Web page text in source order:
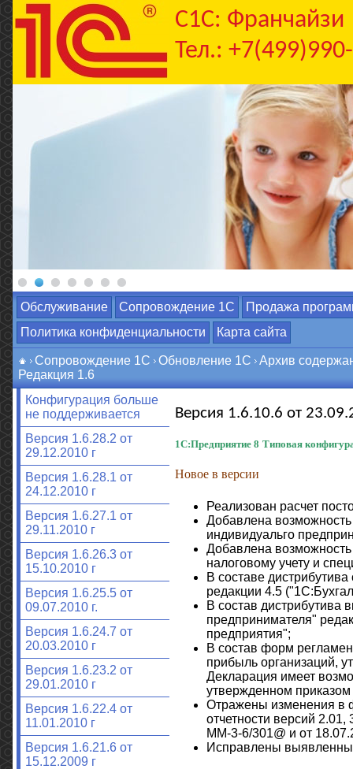
C1С: Франчайзи
Тел.:
Обслуживание Сопровождение 1С
Продажа
Политика конфиденциальности
Карта сайта
Сопровождение 1С Обновление 1С
Архив
Редакция 1.6
Конфигурация больше
не поддерживается
Версия 1.6.28.2 от
29.12.2010 г
Версия 1.6.28.1 от
24.12.2010 г
Версия 1.6.27.1 от
29.11.2010 г
Версия 1.6.26.3 от
15.10.2010 г
Версия 1.6.25.5 от
09.07.2010 г.
Версия 1.6.24.7 от
20.03.2010 г
Версия 1.6.23.2 от
29.01.2010 г
Версия 1.6.22.4 от
11.01.2010 г
Версия 1.6.21.6 от
15.12.2009 г
Версия 1.6.10.6 от
1С:Предприятие 8 Типовая
Новое в версии
Реализован расчет
Добавлена возможность
индивидуальго
Добавлена возможность
налоговому учету и
В составе
редакции 4.5
В состав дистрибутива
предпринимателя"
предприятия";
В состав форм
прибыль организаций,
Декларация имеет
утвержденном
Отражены изменения в
отчетности версий
ММ-3-6/301@ и от
Исправлены